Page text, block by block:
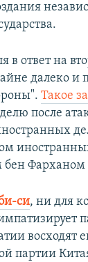
в ответ на
далеко и
Такое
после
Фарханом
си, ни для
восходят
партии